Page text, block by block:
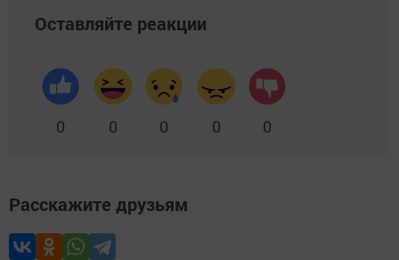
Оставляйте реакции
0 0 0 0 0
Расскажите друзьям